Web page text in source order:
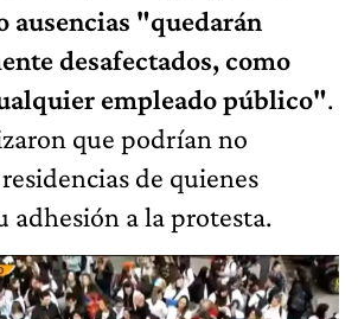
ausencias "quedarán
desafectados, como
empleado público".
que podrían no
de quienes
adhesión a la protesta.